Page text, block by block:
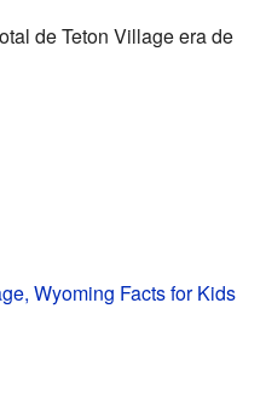
de Teton Village era de
Wyoming Facts for Kids